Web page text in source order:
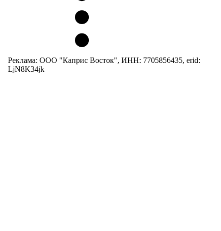
Реклама: ООО "Каприс Восток", ИНН: 7705856435, erid:
LjN8K34jk